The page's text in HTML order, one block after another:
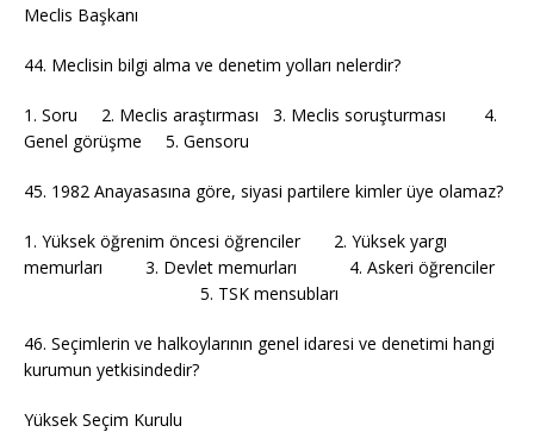
Meclis Başkanı
44. Meclisin bilgi alma ve denetim yolları nelerdir?
1. Soru 2. Meclis araştırması 3. Meclis soruşturması 4.
Genel görüşme 5. Gensoru
45. 1982 Anayasasına göre, siyasi partilere kimler üye olamaz?
1. Yüksek öğrenim öncesi öğrenciler 2. Yüksek yargı
memurları 3. Devlet memurları 4. Askeri öğrenciler
5. TSK mensubları
46. Seçimlerin ve halkoylarının genel idaresi ve denetimi hangi
kurumun yetkisindedir?
Yüksek Seçim Kurulu